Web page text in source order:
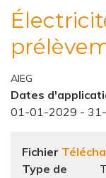
here
Électricité - Tarif de
AIEG
Dates
01-01-2029 -
Fichier
Type de